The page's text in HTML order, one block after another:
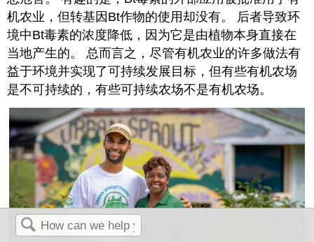
机农业，但转基因Bt作物的使用却没有。 后者导致环
境中Bt毒素的浓度降低，因为它是由植物本身直接在
当地产生的。 总而言之，尽管有机农业的许多做法有
益于环境并实现了可持续发展目标，但有些有机农场
是不可持续的，有些可持续农场不是有机农场。